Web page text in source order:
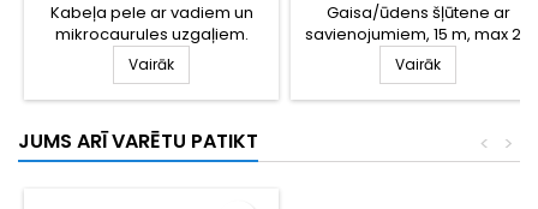
Kabeļa pele ar vadiem un
mikrocaurules uzgaļiem.
Efektīva mikrocauruļu
pūšanai.
Vairāk
Gaisa/ūdens šļūtene ar
savienojumiem, 15 m, max 20
bar.
Vairāk
JUMS ARĪ VARĒTU PATIKT >
<